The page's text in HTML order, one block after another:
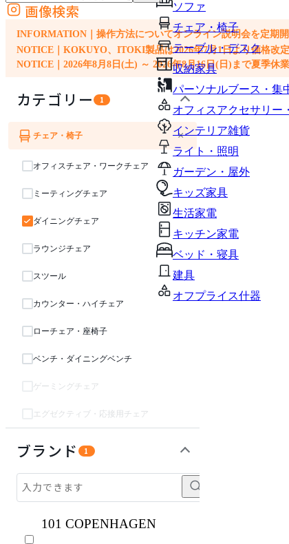
ソファ
チェア・椅子
テーブル・デスク
収納家具
パーソナルブース・集
オフィスアクセサリー
インテリア雑貨
ライト・照明
ガーデン・屋外
キッズ家具
生活家電
キッチン家電
ベッド・寝具
建具
オフプライス什器
外部サイトの商品をカートに追加
他のサイトで見つけた商品ページのURLを貼り付けて、カートに追加できます
画像検索
INFORMATION｜操作方法についてオンライン説明会を定期開
NOTICE｜KOKUYO、ITOKI製品は2026年7月1日より価格改
NOTICE｜2026年8月8日(土) ～ 2026年8月16日(日)まで夏季休
カテゴリー 1
ソファ
チェア・椅子 ×
オフィスチェア・ワークチェア
ミーティングチェア
ダイニングチェア
ラウンジチェア
スツール
カウンター・ハイチェア
ローチェア・座椅子
ベンチ・ダイニングベンチ
ゲーミングチェア
エグゼクティブ・応接用チェア
ブランド 1
101 COPENHAGEN